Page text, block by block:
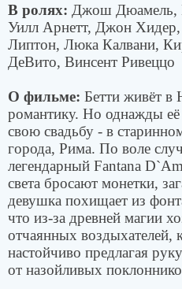
В ролях: Джош Дюамель,
Уилл Арнетт, Джон
Липтон, Люка Калвани,
ДеВито, Винсент Ривеццо
О фильме: Бетти живёт в
романтику. Но однажды её
свою свадьбу - в
города, Рима. По воле
легендарный Fantana
света бросают монетки,
девушка похищает из
что из-за древней магии
отчаянных воздыхателей,
настойчиво предлагая
от назойливых